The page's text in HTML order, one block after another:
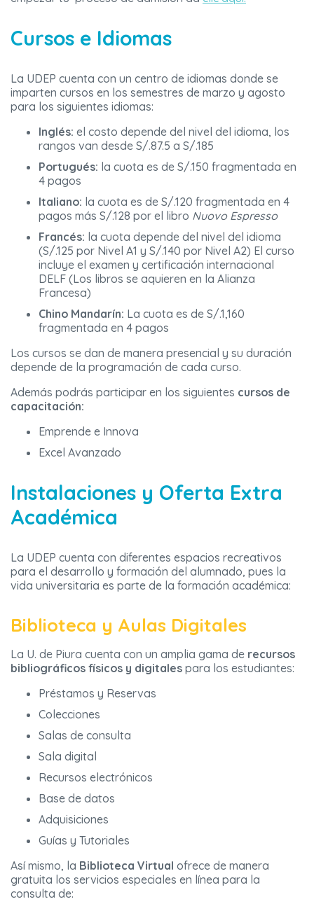
Cursos e Idiomas
La UDEP cuenta con un centro de idiomas donde se
imparten cursos en los semestres de marzo y agosto
para los siguientes idiomas:
Inglés: el costo depende del nivel del idioma, los
rangos van desde S/.87.5 a S/.185
Portugués: la cuota es de S/.150 fragmentada en
4 pagos
Italiano: la cuota es de S/.120 fragmentada en 4
pagos más S/.128 por el libro Nuovo Espresso
Francés: la cuota depende del nivel del idioma
(S/.125 por Nivel A1 y S/.140 por Nivel A2) El curso
incluye el examen y certificación internacional
DELF (Los libros se aquieren en la Alianza
Francesa)
Chino Mandarín: La cuota es de S/.1,160
fragmentada en 4 pagos
Los cursos se dan de manera presencial y su duración
depende de la programación de cada curso.
Además podrás participar en los siguientes cursos de
capacitación:
Emprende e Innova
Excel Avanzado
Instalaciones y Oferta Extra
Académica
La UDEP cuenta con diferentes espacios recreativos
para el desarrollo y formación del alumnado, pues la
vida universitaria es parte de la formación académica:
Biblioteca y Aulas Digitales
La U. de Piura cuenta con un amplia gama de recursos
bibliográficos físicos y digitales para los estudiantes:
Préstamos y Reservas
Colecciones
Salas de consulta
Sala digital
Recursos electrónicos
Base de datos
Adquisiciones
Guías y Tutoriales
Así mismo, la Biblioteca Virtual ofrece de manera
gratuita los servicios especiales en línea para la
consulta de: